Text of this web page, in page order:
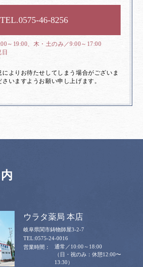
0575-46-8256
～19:00、木・土のみ／9:00～17:00
よりお待たせしてしまう場合がございま
いますようお願い申し上げます。
ウラタ薬局 本店
岐阜県関市鋳物師屋3-2-7
0575-24-0016
通常／10:00～18:00
（日・祝のみ：休憩12:00〜
13:30）